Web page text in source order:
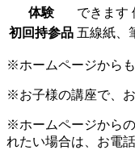
体験
できます
初回持参品 五線紙、
※ホームページから
※お子様の講座で、
※ホームページから
れたい場合は、お電